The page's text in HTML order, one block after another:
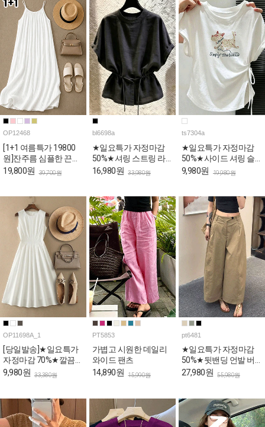
OP12468
[1+1 여름특가 19800
원]잔주름 심플한 끈나
시 롱 원피스
19,800원 39,700원
bl6698a
★일요특가 자정마감
50%★셔링 스트링 라
운드 여름 블라우스
16,980원 33,980원
ts7304a
★일요특가 자정마감
50%★사이드 셔링 슬
림핏 반팔 티셔츠
9,980원 19,980원
OP11698A_1
[당일발송]★일요특가
자정마감 70%★깔끔한
핀턱라인 민소매 롱 원
9,980원 33,380원
PT5853
가볍고 시원한 데일리
와이드 팬츠
14,890원 15,990원
pt6481
★일요특가 자정마감
50%★뒷밴딩 언발 버
튼 와이드 코튼 팬츠
27,980원 55,980원